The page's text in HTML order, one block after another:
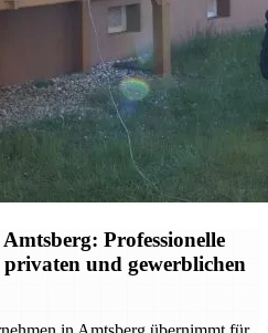
Professionelle
und gewerblichen